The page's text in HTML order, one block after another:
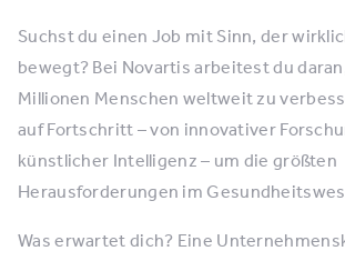
Suchst du einen Job mit Sinn, der
bewegt? Bei Novartis arbeitest du
Millionen Menschen weltweit zu
auf Fortschritt – von innovativer
künstlicher Intelligenz – um die größten
Herausforderungen im
Was erwartet dich? Eine